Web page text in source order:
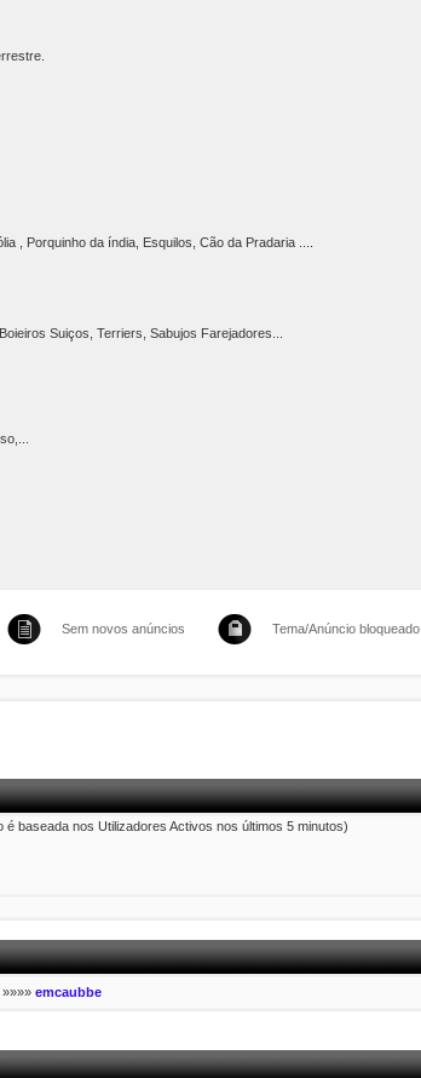
, Porquinho da índia, Esquilos, Cão da Pradaria ....
Suiços, Terriers, Sabujos Farejadores...
Sem novos anúncios Tema/Anúncio bloqueado
baseada nos Utilizadores Activos nos últimos 5 minutos)
emcaubbe